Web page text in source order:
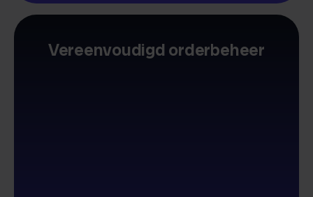
Vereenvoudigd orderbeheer